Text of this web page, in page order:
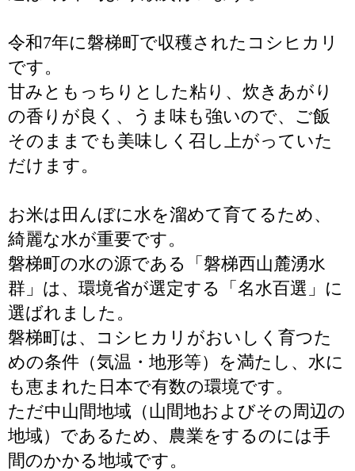
令和7年に磐梯町で収穫されたコシヒカリ
です。
甘みともっちりとした粘り、炊きあがり
の香りが良く、うま味も強いので、ご飯
そのままでも美味しく召し上がっていた
だけます。
お米は田んぼに水を溜めて育てるため、
綺麗な水が重要です。
磐梯町の水の源である「磐梯西山麓湧水
群」は、環境省が選定する「名水百選」に
選ばれました。
磐梯町は、コシヒカリがおいしく育つた
めの条件（気温・地形等）を満たし、水に
も恵まれた日本で有数の環境です。
ただ中山間地域（山間地およびその周辺の
地域）であるため、農業をするのには手
間のかかる地域です。